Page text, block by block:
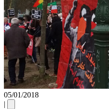
05/01/2018
|